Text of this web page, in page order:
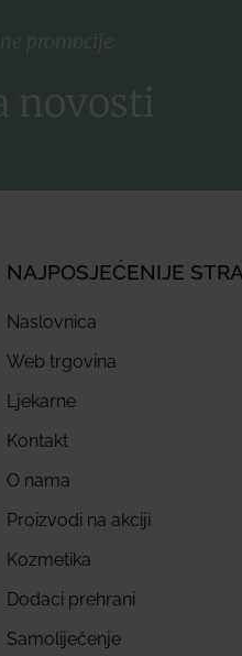
promocije
novosti
NAJPOSJEĆENIJE
Naslovnica
Web trgovina
Ljekarne
Kontakt
O nama
Proizvodi na akciji
Kozmetika
Dodaci prehrani
Samoliječenje